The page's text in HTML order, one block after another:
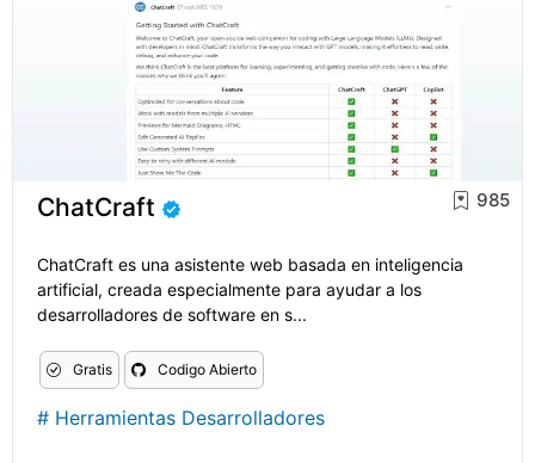
ChatCraft 985
ChatCraft es una asistente web basada en inteligencia
artificial, creada especialmente para ayudar a los
desarrolladores de software en s...
Gratis Codigo Abierto
# Herramientas Desarrolladores